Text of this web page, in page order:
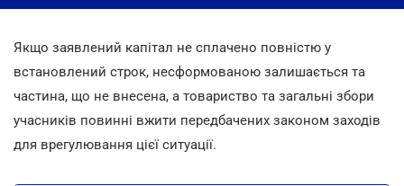
Якщо заявлений капітал не сплачено повністю у
встановлений строк, несформованою залишається та
частина, що не внесена, а товариство та загальні збори
учасників повинні вжити передбачених законом заходів
для врегулювання цієї ситуації.